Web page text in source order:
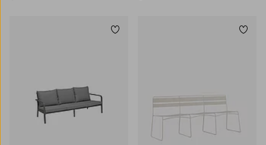
1 farve 1 farve
Tilføj til favoritter